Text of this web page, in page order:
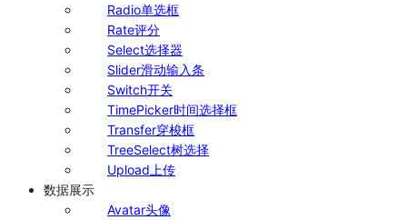
Radio单选框
Rate评分
Select选择器
Slider滑动输入条
Switch开关
TimePicker时间选择框
Transfer穿梭框
TreeSelect树选择
Upload 上传
数据展示
Avatar头像